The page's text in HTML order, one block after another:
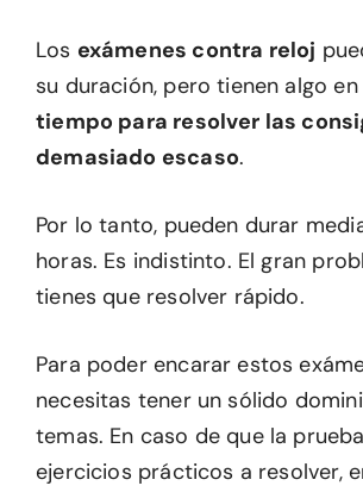
Los exámenes contra reloj
su duración, pero tienen algo
tiempo para resolver las
demasiado escaso.
Por lo tanto, pueden durar
horas. Es indistinto. El gran
tienes que resolver rápido.
Para poder encarar estos
necesitas tener un sólido
temas. En caso de que la
ejercicios prácticos a resolver,